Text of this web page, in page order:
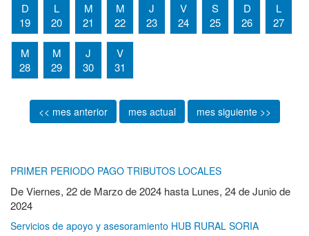
D
19
L
20
M
21
M
22
J
23
V
24
S
25
D
26
L
27
M
28
M
29
J
30
V
31
<< mes anterior mes actual mes siguiente >>
PRIMER PERIODO PAGO TRIBUTOS LOCALES
DeViernes, 22 de Marzo de 2024 hasta Lunes, 24 de Junio de
2024
Servicios de apoyo y asesoramiento HUB RURAL SORIA